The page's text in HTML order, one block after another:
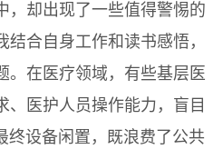
，却出现了一些值得警惕的
合自身工作和读书感悟，
。在医疗领域，有些基层医
、医护人员操作能力，盲目
终设备闲置，既浪费了公共